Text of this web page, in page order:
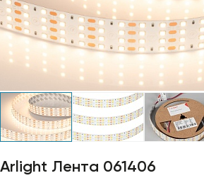
Arlight Лента 061406
Профили для ленты
Лампочки